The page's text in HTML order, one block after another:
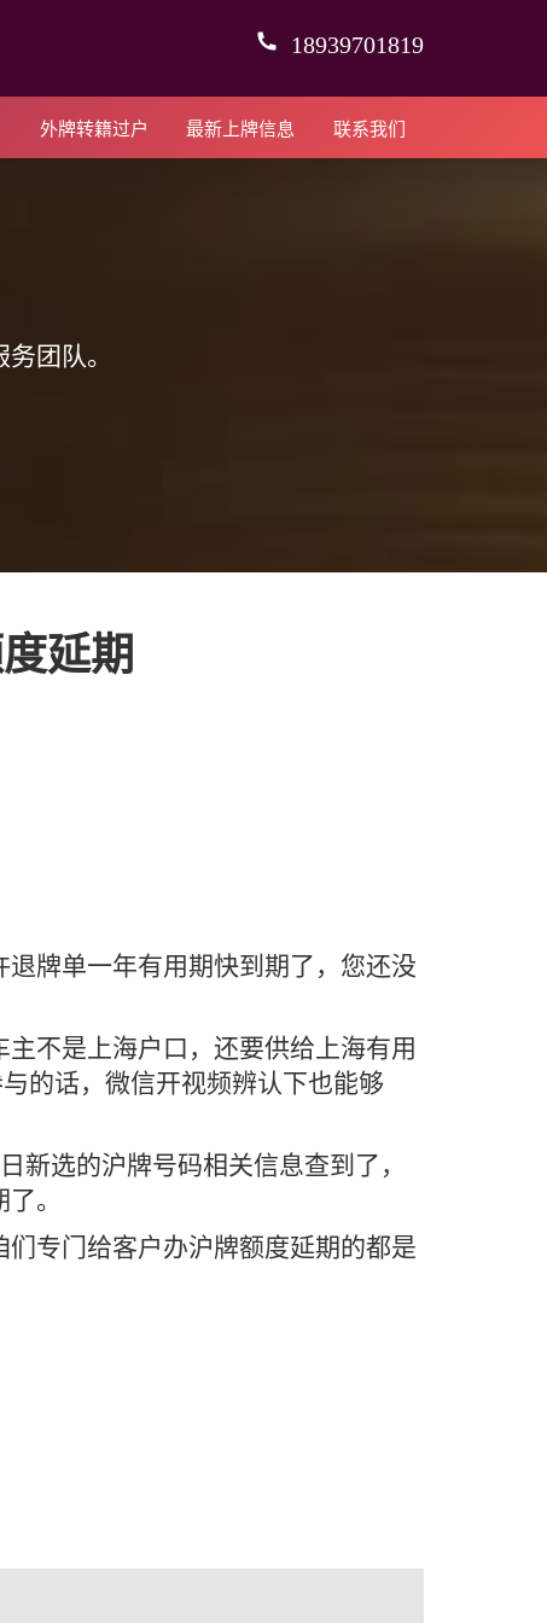
18939701819
外牌转籍过户 最新上牌信息 联系我们
团队。
延期
牌单一年有用期快到期了，您还没
不是上海户口，还要供给上海有用
的话，微信开视频辨认下也能够
新选的沪牌号码相关信息查到了，
。
专门给客户办沪牌额度延期的都是